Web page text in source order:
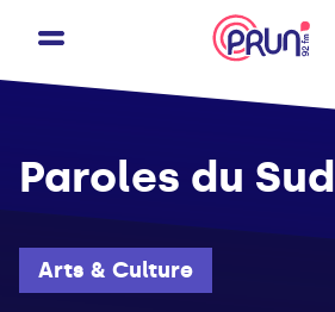
Arts & Culture
Paroles du Sud